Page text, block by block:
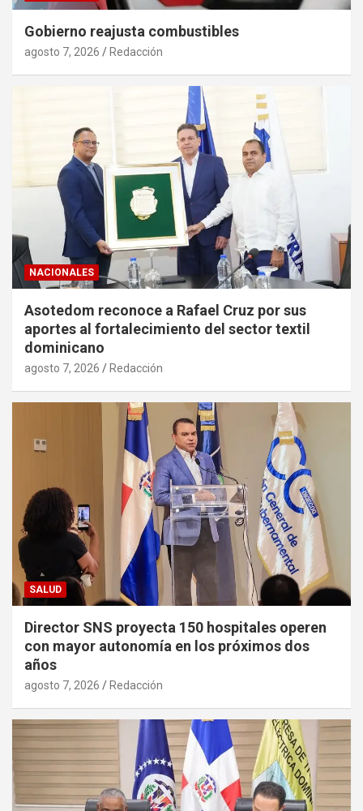
Gobierno reajusta combustibles
agosto 7, 2026 Redacción
NACIONALES
Asotedom reconoce a Rafael Cruz por sus
aportes al fortalecimiento del sector textil
dominicano
agosto 7, 2026 Redacción
SALUD
Director SNS proyecta 150 hospitales operen
con mayor autonomía en los próximos dos
años
agosto 7, 2026 Redacción